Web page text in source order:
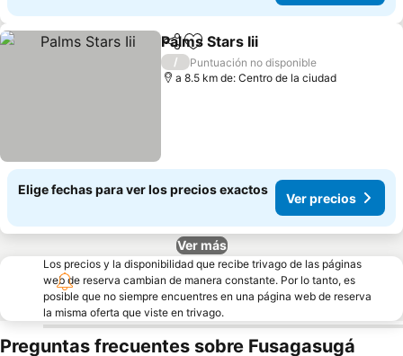
CompartirAgregar a favoritos
Palms Stars Iii
/
Puntuación no disponible
a 8.5 km de: Centro de la ciudad
Elige fechas para ver los precios exactos
Ver precios
Ver más
Los precios y la disponibilidad que recibe trivago de las páginas
web de reserva cambian de manera constante. Por lo tanto, es
posible que no siempre encuentres en una página web de reserva
la misma oferta que viste en trivago.
Preguntas frecuentes sobre Fusagasugá